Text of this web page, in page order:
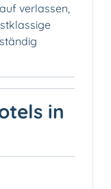
verlassen,
in